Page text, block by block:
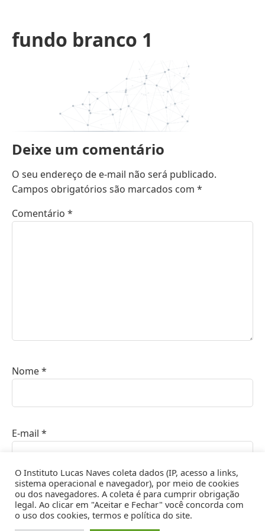
fundo branco 1
Deixe um comentário
O seu endereço de e-mail não será publicado.
Campos obrigatórios são marcados com *
Comentário *
Nome*
E-mail *
Site
O Instituto Lucas Naves coleta dados (IP, acesso a links,
sistema operacional e navegador), por meio de cookies
ou dos navegadores. A coleta é para cumprir obrigação
legal. Ao clicar em "Aceitar e Fechar" você concorda com
o uso dos cookies, termos e política do site.